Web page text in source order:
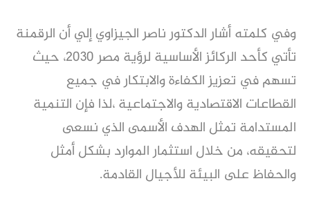
وفي كلمته أشار الدكتور ناصر الجيزاوي إلي أن الرقمنة
تأتي كأحد الركائز الأساسية لرؤية مصر 2030، حيث
تسهم في تعزيز الكفاءة والابتكار في جميع
القطاعات الاقتصادية والاجتماعية ،لذا فإن التنمية
المستدامة تمثل الهدف الأسمى الذي نسعى
لتحقيقه، من خلال استثمار الموارد بشكل أمثل
والحفاظ على البيئة للأجيال القادمة.